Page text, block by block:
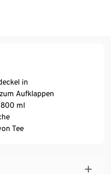
in
Aufklappen
ml
Tee